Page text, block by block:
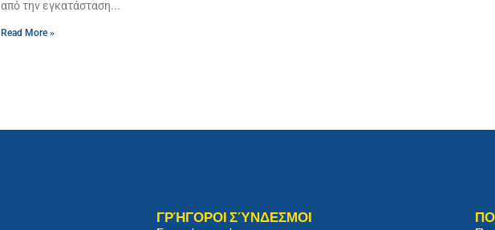
από την εγκατάσταση
Read More »
ΓΡΉΓΟΡΟΙ ΣΎΝΔΕΣΜΟΙ